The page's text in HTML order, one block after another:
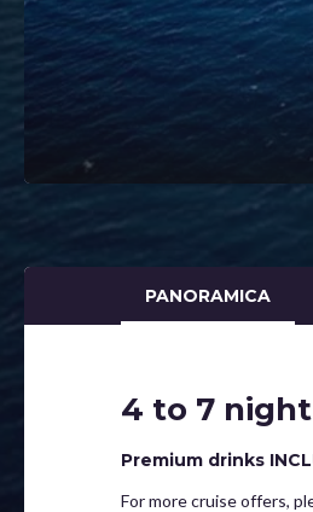
PANORAMICA
4 to 7
Premium drinks
For more cruise offers,